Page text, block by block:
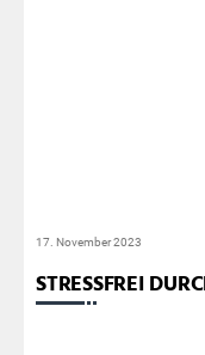
17. November 2023
STRESSFREI